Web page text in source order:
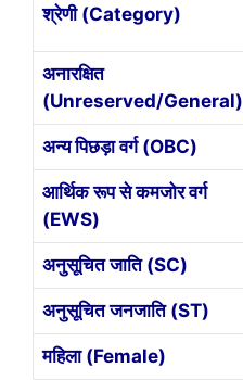
श्रेणी (Category)
अनारक्षित
(Unreserved/General)
अन्य पिछड़ा वर्ग (OBC)
आर्थिक रूप से कमजोर वर्ग
(EWS)
अनुसूचित जाति (SC)
अनुसूचित जनजाति (ST)
महिला (Female)